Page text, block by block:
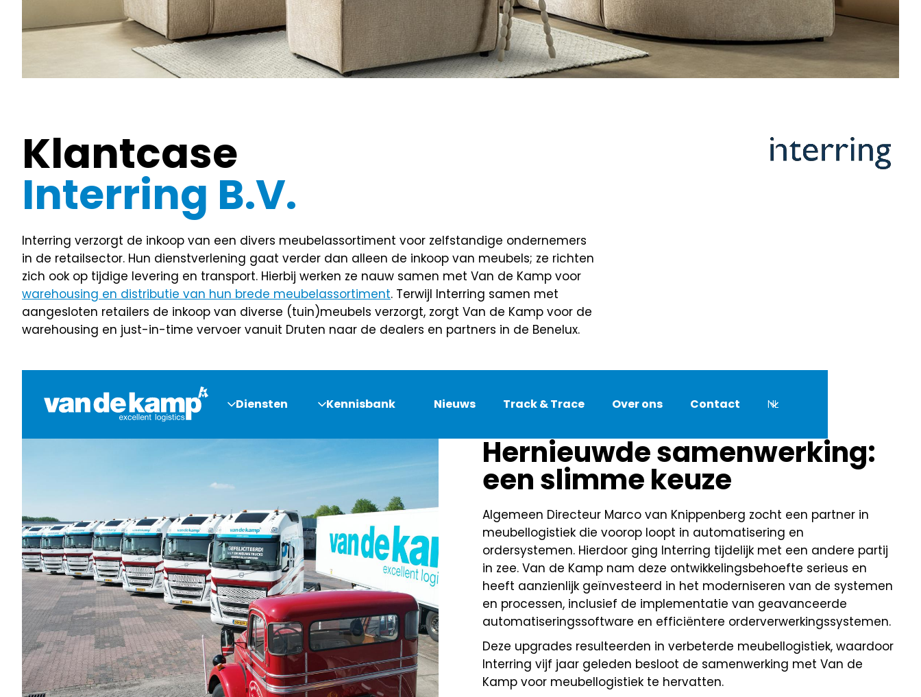
Klantcase
Interring B.V.
Interring verzorgt de inkoop van een divers meubelassortiment voor zelfstandige ondernemers
in de retailsector. Hun dienstverlening gaat verder dan alleen de inkoop van meubels; ze richten
zich ook op tijdige levering en transport. Hierbij werken ze nauw samen met Van de Kamp voor
warehousing en distributie van hun brede meubelassortiment. Terwijl Interring samen met
aangesloten retailers de inkoop van diverse (tuin)meubels verzorgt, zorgt Van de Kamp voor de
warehousing en just-in-time vervoer vanuit Druten naar de dealers en partners in de Benelux.
Diensten Kennisbank Nieuws Track & Trace Over ons Contact NL
Hernieuwde samenwerking:
een slimme keuze
Algemeen Directeur Marco van Knippenberg zocht een partner in
meubellogistiek die voorop loopt in automatisering en
ordersystemen. Hierdoor ging Interring tijdelijk met een andere partij
in zee. Van de Kamp nam deze ontwikkelingsbehoefte serieus en
heeft aanzienlijk geïnvesteerd in het moderniseren van de systemen
en processen, inclusief de implementatie van geavanceerde
automatiseringssoftware en efficiëntere orderverwerkingssystemen.
Deze upgrades resulteerden in verbeterde meubellogistiek, waardoor
Interring vijf jaar geleden besloot de samenwerking met Van de
Kamp voor meubellogistiek te hervatten.